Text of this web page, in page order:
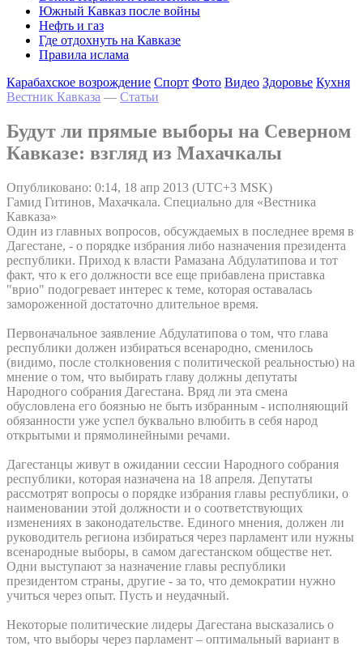
Южный Кавказ после войны
Нефть и газ
Где отдохнуть на Кавказе
Правила ислама
Карабахское возрождение Спорт Фото Видео Здоровье Кухня
Вестник Кавказа — Статьи
Будут ли прямые выборы на Северном
Кавказе: взгляд из Махачкалы
Опубликовано: 0:14, 18 апр 2013 (UTC+3 MSK)
Гамид Гитинов, Махачкала. Специально для «Вестника
Кавказа»
Один из главных вопросов, обсуждаемых в последнее время в
Дагестане, - о порядке избрания либо назначения президента
республики. Приход к власти Рамазана Абдулатипова и тот
факт, что к его должности все еще прибавлена приставка
"врио" подогревает интерес к теме, которая оставалась
замороженной достаточно длительное время.
Первоначальное заявление Абдулатипова о том, что глава
республики должен избираться всенародно, сменилось
(видимо, после столкновения с политической реальностью) на
мнение о том, что выбирать главу должны депутаты
Народного собрания Дагестана. Вряд ли эта смена
обусловлена его боязнью не быть избранным - исполняющий
обязанности уже успел буквально влюбить в себя народ
открытыми и прямолинейными речами.
Дагестанцы живут в ожидании сессии Народного собрания
республики, которая назначена на 18 апреля. Депутаты
рассмотрят вопросы о порядке избрания главы республики, о
наименовании этой должности и о соответствующих
изменениях в законодательстве. Единого мнения, должен ли
руководитель региона избираться через парламент или нужны
всенародные выборы, в самом дагестанском обществе нет.
Одни выступают за назначение главы республики
президентом страны, другие - за то, что демократии нужно
учиться через опыт. Пусть и неудачный.
Некоторые политические лидеры Дагестана высказались о
том, что выборы через парламент – оптимальный вариант в